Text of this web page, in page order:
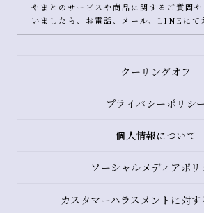
やまとのサービスや商品に関するご質問
いましたら、お電話、メール、LINEにて
クーリングオフ
プライバシーポリシ
個人情報について
ソーシャルメディアポリ
カスタマーハラスメントに対